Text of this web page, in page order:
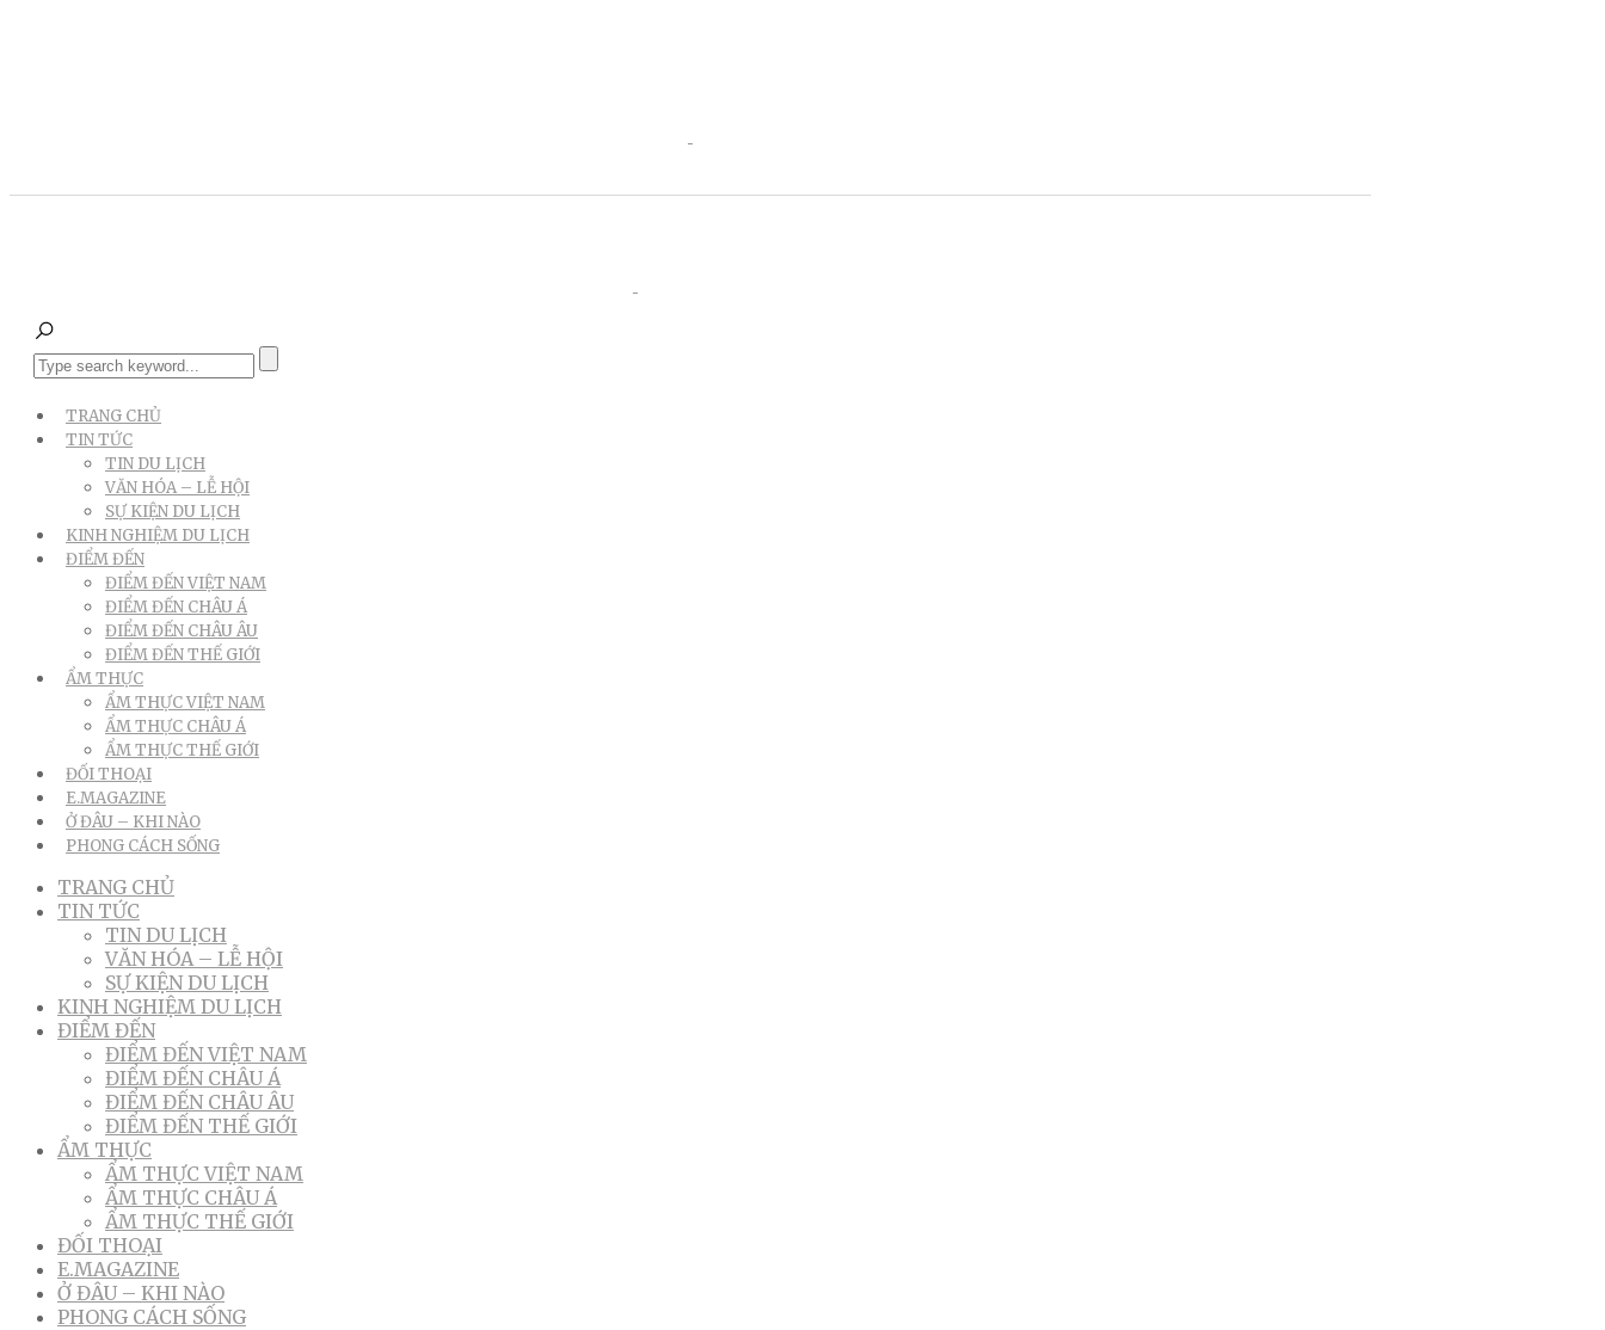
TRANG CHỦ
TIN TỨC
TIN DU LỊCH
VĂN HÓA – LỄ HỘI
SỰ KIỆN DU LỊCH
KINH NGHIỆM DU LỊCH
ĐIỂM ĐẾN
ĐIỂM ĐẾN VIỆT NAM
ĐIỂM ĐẾN CHÂU Á
ĐIỂM ĐẾN CHÂU ÂU
ĐIỂM ĐẾN THẾ GIỚI
ẨM THỰC
ẨM THỰC VIỆT NAM
ẨM THỰC CHÂU Á
ẨM THỰC THẾ GIỚI
ĐỐI THOẠI
E.MAGAZINE
Ở ĐÂU – KHI NÀO
PHONG CÁCH SỐNG
TRANG CHỦ
TIN TỨC
TIN DU LỊCH
VĂN HÓA – LỄ HỘI
SỰ KIỆN DU LỊCH
KINH NGHIỆM DU LỊCH
ĐIỂM ĐẾN
ĐIỂM ĐẾN VIỆT NAM
ĐIỂM ĐẾN CHÂU Á
ĐIỂM ĐẾN CHÂU ÂU
ĐIỂM ĐẾN THẾ GIỚI
ẨM THỰC
ẨM THỰC VIỆT NAM
ẨM THỰC CHÂU Á
ẨM THỰC THẾ GIỚI
ĐỐI THOẠI
E.MAGAZINE
Ở ĐÂU – KHI NÀO
PHONG CÁCH SỐNG